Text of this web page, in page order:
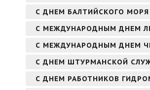
С ДНЕМ БАЛТИЙСКОГО МОРЯ
С МЕЖДУНАРОДНЫМ ДНЕМ
С МЕЖДУНАРОДНЫМ ДНЕМ
С ДНЕМ ШТУРМАНСКОЙ
С ДНЕМ РАБОТНИКОВ